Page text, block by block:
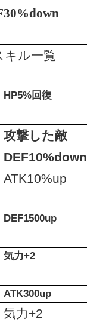
キル一覧
HP5%回復
攻撃した敵
DEF10%down
ATK10%up
DEF1500up
気力+2
ATK300up
気力+2